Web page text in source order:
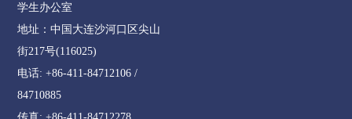
学生办公室
地址：中国大连沙河口区尖山
街217号(116025)
电话: +86-411-84712106 /
84710885